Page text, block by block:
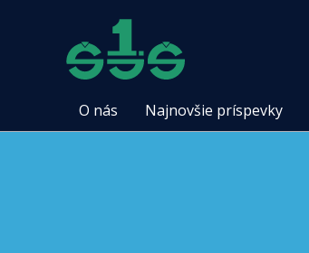
O nás Najnovšie príspevky